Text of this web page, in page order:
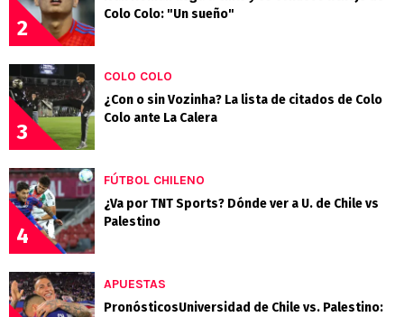
2
Colo Colo: "Un sueño"
3
COLO COLO
¿Con o sin Vozinha? La lista de citados de Colo
Colo ante La Calera
4
FÚTBOL CHILENO
¿Va por TNT Sports? Dónde ver a U. de Chile vs
Palestino
APUESTAS
PronósticosUniversidad de Chile vs. Palestino: